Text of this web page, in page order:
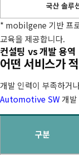
국산 솔루
* mobilgene 기반 프
교육을 제공합니다.
컨설팅 vs 개발 용역
어떤 서비스가
개발 인력이 부족하거
Automotive SW개
구분